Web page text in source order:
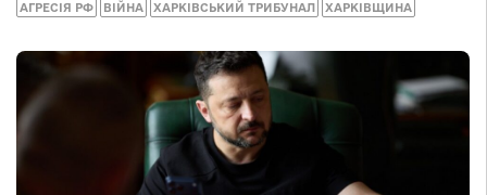
АГРЕСІЯ РФ ВІЙНА ХАРКІВСЬКИЙ ТРИБУНАЛ ХАРКІВЩИНА